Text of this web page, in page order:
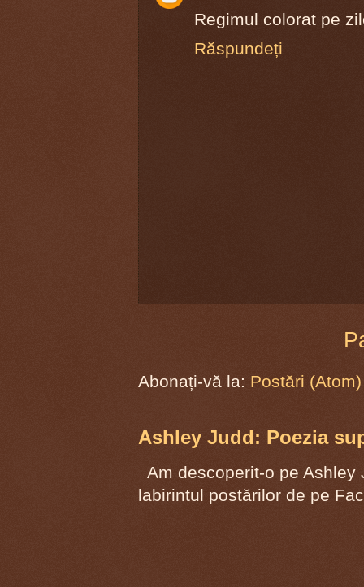
Regimul colorat pe
Răspundeți
Abonați-vă la: Postări (Atom)
Ashley Judd: Poezia
Am descoperit-o pe
labirintul postărilor de pe